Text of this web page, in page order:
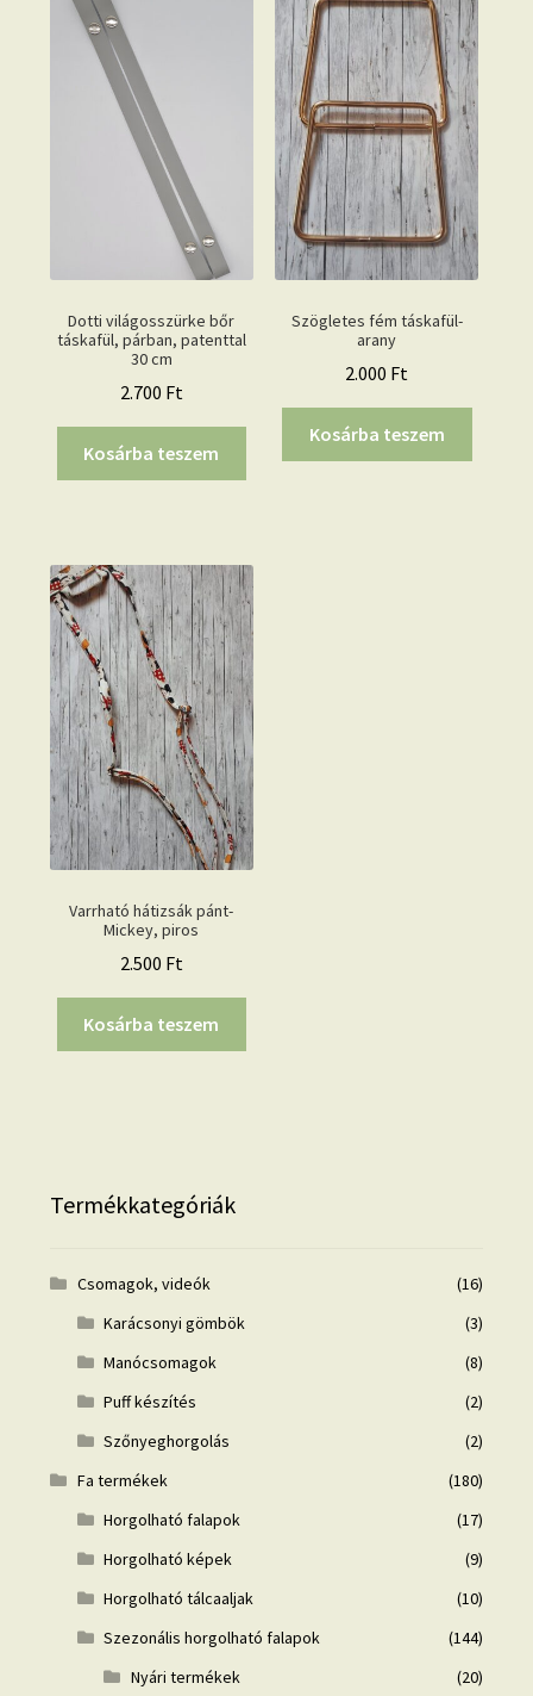
Dotti világosszürke bőr
táskafül, párban, patenttal
30 cm
2.700 Ft
Kosárba teszem
Szögletes fém táskafül-
arany
2.000 Ft
Kosárba teszem
Varrható hátizsák pánt-
Mickey, piros
2.500 Ft
Kosárba teszem
Termékkategóriák
Csomagok, videók
(16)
Karácsonyi gömbök
(3)
Manócsomagok
(8)
Puff készítés
(2)
Szőnyeghorgolás
(2)
Fa termékek
(180)
Horgolható falapok
(17)
Horgolható képek
(9)
Horgolható tálcaaljak
(10)
Szezonális horgolható falapok
(144)
Nyári termékek
(20)